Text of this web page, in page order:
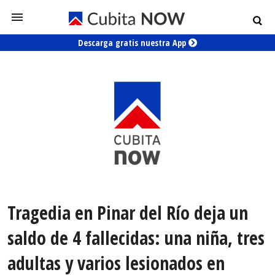
Descarga gratis nuestra App
Tragedia en Pinar del Río deja un
saldo de 4 fallecidas: una niña, tres
adultas y varios lesionados en